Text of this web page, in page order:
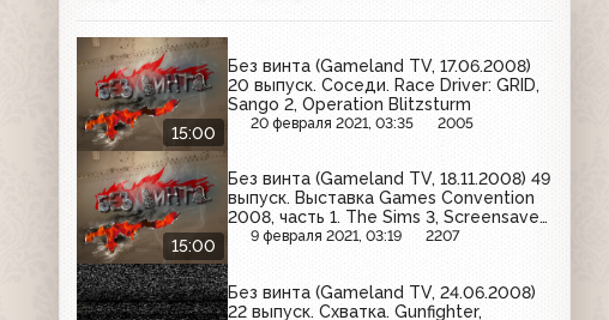
15:00
Без винта (Gameland TV, 17.06.2008)
20 выпуск. Соседи. Race Driver: GRID,
Sango 2, Operation Blitzsturm
20 февраля 2021, 03:35 2005
15:00
Без винта (Gameland TV, 18.11.2008) 49
выпуск. Выставка Games Convention
2008, часть 1. The Sims 3, Screensaver
Voyage of Columbus
9 февраля 2021, 03:19 2207
Без винта (Gameland TV, 24.06.2008)
22 выпуск. Схватка. Gunfighter,